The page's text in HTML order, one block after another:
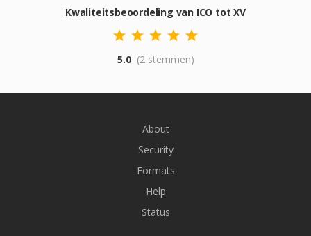
Kwaliteitsbeoordeling van ICO tot XV
5.0 (2 stemmen)
About
Security
Formats
Help
Status